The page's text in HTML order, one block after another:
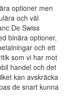
optioner men
och väl
De Swiss
binära optioner,
och ett
som vi har mot
handel och det
kan avskräcka
de snart kunna